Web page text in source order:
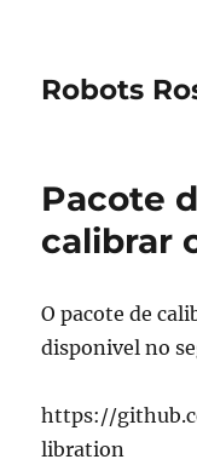
Robots
Pacote
calibrar
O pacote de
disponivel no
https://
libration